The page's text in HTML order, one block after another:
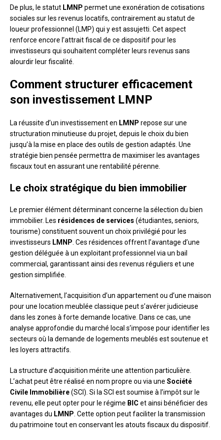
De plus, le statut LMNP permet une exonération de cotisations
sociales sur les revenus locatifs, contrairement au statut de
loueur professionnel (LMP) qui y est assujetti. Cet aspect
renforce encore l’attrait fiscal de ce dispositif pour les
investisseurs qui souhaitent compléter leurs revenus sans
alourdir leur fiscalité.
Comment structurer efficacement
son investissement LMNP
La réussite d’un investissement en LMNP repose sur une
structuration minutieuse du projet, depuis le choix du bien
jusqu’à la mise en place des outils de gestion adaptés. Une
stratégie bien pensée permettra de maximiser les avantages
fiscaux tout en assurant une rentabilité pérenne.
Le choix stratégique du bien immobilier
Le premier élément déterminant concerne la sélection du bien
immobilier. Les résidences de services (étudiantes, seniors,
tourisme) constituent souvent un choix privilégié pour les
investisseurs LMNP . Ces résidences offrent l’avantage d’une
gestion déléguée à un exploitant professionnel via un bail
commercial, garantissant ainsi des revenus réguliers et une
gestion simplifiée.
Alternativement, l’acquisition d’un appartement ou d’une maison
pour une location meublée classique peut s’avérer judicieuse
dans les zones à forte demande locative. Dans ce cas, une
analyse approfondie du marché local s’impose pour identifier les
secteurs où la demande de logements meublés est soutenue et
les loyers attractifs.
La structure d’acquisition mérite une attention particulière.
L’achat peut être réalisé en nom propre ou via une Société
Civile Immobilière(SCI). Si la SCI est soumise à l’impôt sur le
revenu, elle peut opter pour le régime BIC et ainsi bénéficier des
avantages du LMNP . Cette option peut faciliter la transmission
du patrimoine tout en conservant les atouts fiscaux du dispositif.